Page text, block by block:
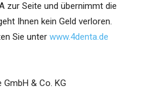
zur Seite und übernimmt die
Ihnen kein Geld verloren.
Sie unter www.4denta.de
& Co. KG